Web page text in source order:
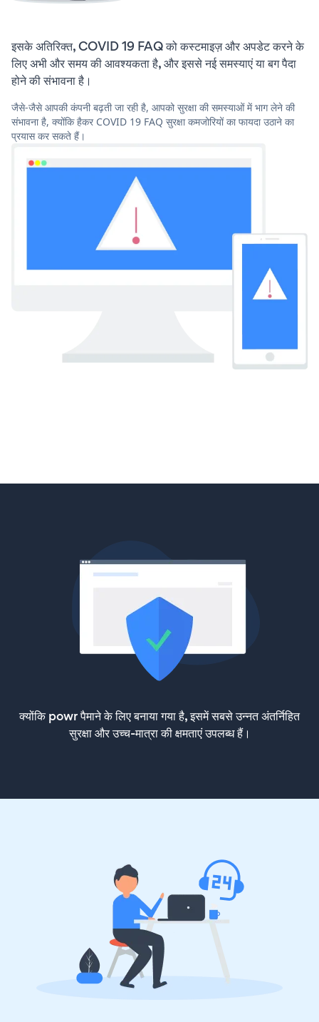
इसके अतिरिक्त, COVID 19 FAQ को कस्टमाइज़ और अपडेट करने के
लिए अभी और समय की आवश्यकता है, और इससे नई समस्याएं या बग पैदा
होने की संभावना है।
जैसे-जैसे आपकी कंपनी बढ़ती जा रही है, आपको सुरक्षा की समस्याओं में भाग लेने की
संभावना है, क्योंकि हैकर COVID 19 FAQ सुरक्षा कमजोरियों का फायदा उठाने का
प्रयास कर सकते हैं।
क्योंकि powr पैमाने के लिए बनाया गया है, इसमें सबसे उन्नत अंतर्निहित
सुरक्षा और उच्च-मात्रा की क्षमताएं उपलब्ध हैं।